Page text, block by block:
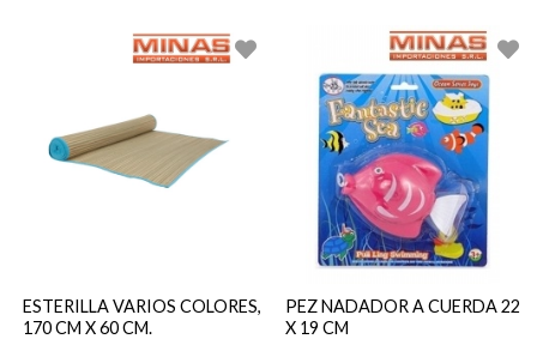
ESTERILLA VARIOS COLORES,
170 CM X 60 CM.
PEZ NADADOR A CUERDA 22
X 19 CM